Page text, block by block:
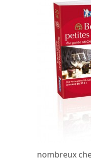
nombreux